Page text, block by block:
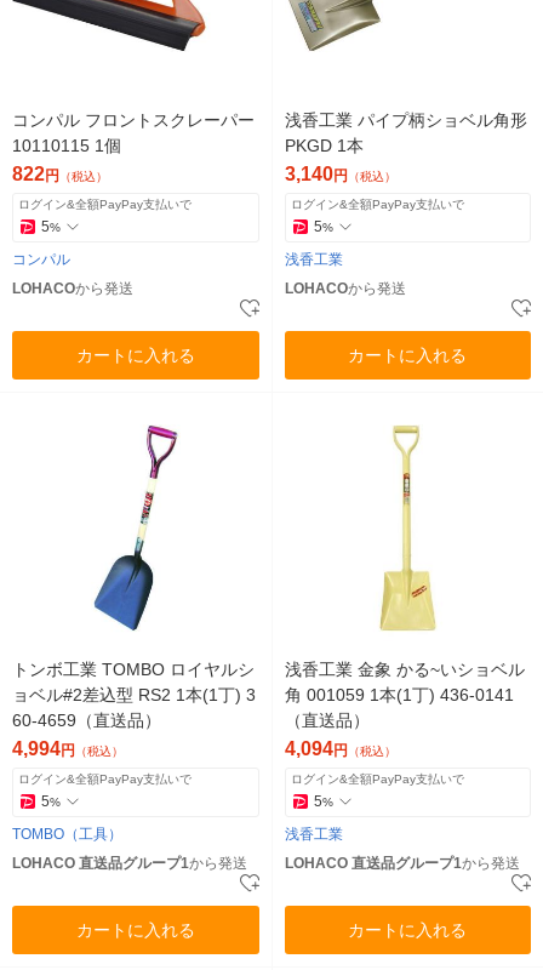
コンパル フロントスクレーパー
10110115 1個
822円 （税込）
ログイン&全額PayPay支払いで
5%
コンパル
LOHACOから発送
カートに入れる
浅香工業 パイプ柄ショベル角形
PKGD 1本
3,140円 （税込）
ログイン&全額PayPay支払いで
5%
浅香工業
LOHACOから発送
カートに入れる
トンボ工業 TOMBO ロイヤルシ
ョベル#2差込型 RS2 1本(1丁) 3
60-4659（直送品）
4,994円 （税込）
ログイン&全額PayPay支払いで
5%
TOMBO（工具）
LOHACO 直送品グループ1から発送
カートに入れる
浅香工業 金象 かる~いショベル
角 001059 1本(1丁) 436-0141
（直送品）
4,094円 （税込）
ログイン&全額PayPay支払いで
5%
浅香工業
LOHACO 直送品グループ1から発送
カートに入れる